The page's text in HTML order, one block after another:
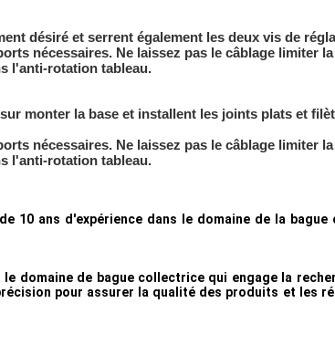
désiré et serrent également les deux vis de
nécessaires. Ne laissez pas le câblage limiter
l'anti-rotation tableau.
monter la base et installent les joints plats et
nécessaires. Ne laissez pas le câblage limiter
l'anti-rotation tableau.
10 ans d'expérience dans le domaine de la
domaine de bague collectrice qui engage la
pour assurer la qualité des produits et les